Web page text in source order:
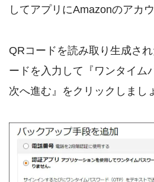
してアプリにAmazonのアカ
QRコードを読み取り生成さ
ードを入力して『ワンタイム
次へ進む』をクリックしまし